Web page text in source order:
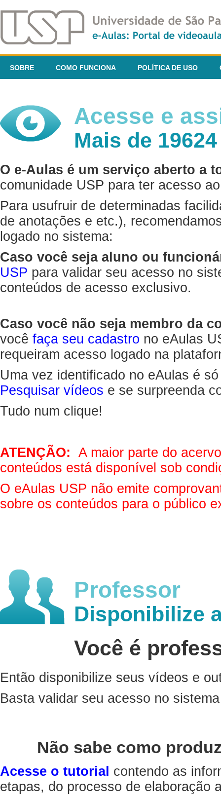
SOBRE COMO FUNCIONA POLÍTICA DE USO
Acesse e
Mais de
O e-Aulas é um serviço aberto a
comunidade USP para ter acesso
Para usufruir de determinadas
de anotações e etc.),
logado no sistema:
Caso você seja aluno ou
USP para validar seu acesso no
conteúdos de acesso exclusivo.
Caso você não seja membro da
você faça seu cadastro no eAulas
requeiram acesso logado na
Uma vez identificado no eAulas é
Pesquisar vídeos e se surpreenda
Tudo num clique!
ATENÇÃO: A maior parte do
conteúdos está disponível sob
O eAulas USP não emite
sobre os conteúdos para o público
Professor
Disponibilize
Você é
Então disponibilize seus vídeos e
Basta validar seu acesso no
Não sabe como
Acesse o tutorial contendo as
etapas, do processo de elaboração